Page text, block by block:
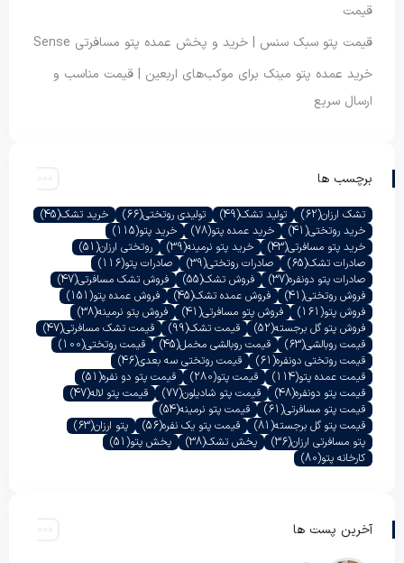
قیمت
قیمت پتو سبک سنس | خرید و پخش عمده پتو مسافرتی Sense
خرید عمده پتو مینک برای موکب‌های اربعین | قیمت مناسب و
ارسال سریع
برچسب ها
تشک ارزان(62) تولید تشک(49) تولیدی روتختی(66) خرید تشک(45)
خرید روتختی(41) خرید عمده پتو(78) خرید پتو(115)
خرید پتو مسافرتی(43) خرید پتو نرمینه(39) روتختی ارزان(51)
صادرات تشک(65) صادرات روتختی(39) صادرات پتو(116)
صادرات پتو دونفره(37) فروش تشک(55) فروش تشک مسافرتی(47)
فروش روتختی(41) فروش عمده تشک(45) فروش عمده پتو(151)
فروش پتو(161) فروش پتو مسافرتی(41) فروش پتو نرمینه(38)
فروش پتو گل برجسته(52) قیمت تشک(99) قیمت تشک مسافرتی(47)
قیمت روبالشی(63) قیمت روبالشی مخمل(45) قیمت روتختی(100)
قیمت روتختی دونفره(61) قیمت روتختی سه بعدی(46)
قیمت عمده پتو(114) قیمت پتو(280) قیمت پتو دو نفره(51)
قیمت پتو دونفره(48) قیمت پتو شادیلون(77) قیمت پتو لاله(47)
قیمت پتو مسافرتی(61) قیمت پتو نرمینه(54)
قیمت پتو گل برجسته(81) قیمت پتو یک نفره(56) پتو ارزان(63)
پتو مسافرتی ارزان(36) پخش تشک(38) پخش پتو(51)
کارخانه پتو(80)
آخرین پست ها